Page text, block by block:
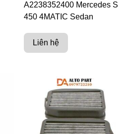
A2238352400 Mercedes S
450 4MATIC Sedan
Liên hệ